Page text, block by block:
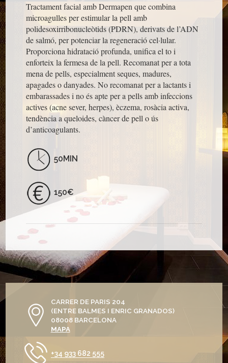
Tractament facial amb Dermapen que combina
microagulles per estimular la pell amb
polidesoxirribonucleòtids (PDRN), derivats de l’ADN
de salmó, per potenciar la regeneració cel·lular.
Proporciona hidratació profunda, unifica el to i
enforteix la fermesa de la pell. Recomanat per a tota
mena de pells, especialment seques, madures,
apagades o danyades. No recomanat per a lactants i
embarassades i no és apte per a pells amb infeccions
actives (acne sever, herpes), èczema, rosàcia activa,
tendència a queloides, càncer de pell o ús
d’anticoagulants.
50MIN
150€
CARRER DE PARIS 204
(ENTRE BALMES I ENRIC GRANADOS)
08008 BARCELONA
MAPA
+34 933 682 555